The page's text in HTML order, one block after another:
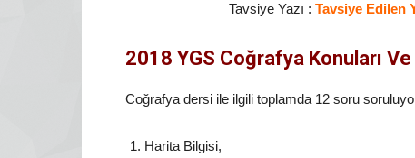
Tavsiye Yazı : Tavsiye Edilen
2018 YGS Coğrafya Konuları Ve
Coğrafya dersi ile ilgili toplamda 12 soru
Harita Bilgisi,